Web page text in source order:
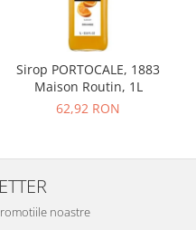
Sirop PORTOCALE, 1883
Maison Routin, 1L
62,92 RON
noastre